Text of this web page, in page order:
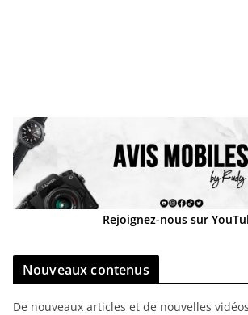
Rejoignez-nous sur
Nouveaux contenus
De nouveaux articles et de nouvelles